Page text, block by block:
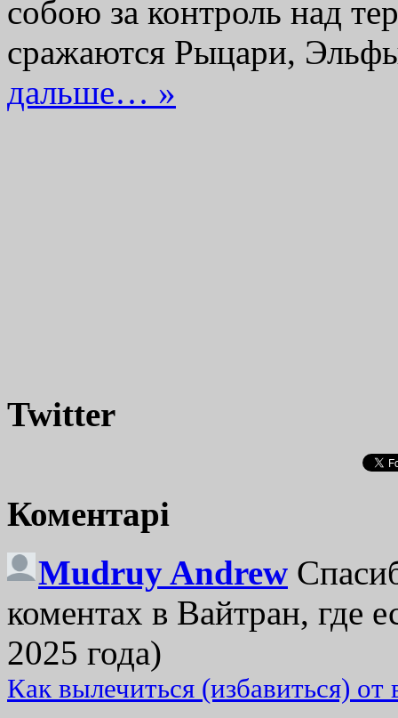
собою за контроль над
сражаются Рыцари,
дальше… »
Twitter
Коментарі
Mudruy Andrew
коментах в Вайтран, где
2025 года)
Как вылечиться (избавиться)